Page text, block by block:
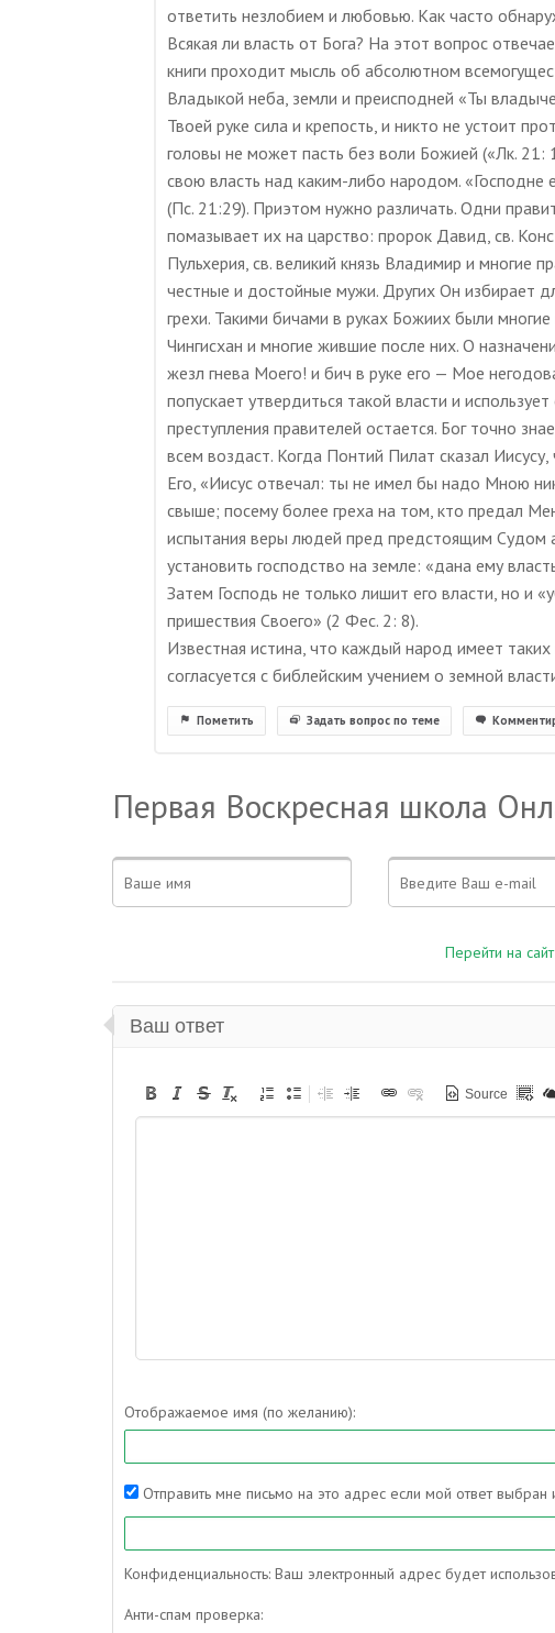
ответить незлобием и любовью. Как часто
Всякая ли власть от Бога? На этот вопрос
книги проходит мысль об абсолютном
Владыкой неба, земли и преисподней «Ты
Твоей руке сила и крепость, и никто не устоит
головы не может пасть без воли Божией («Лк.
свою власть над каким-либо народом.
(Пс. 21:29). Приэтом нужно различать. Одни
помазывает их на царство: пророк Давид, св.
Пульхерия, св. великий князь Владимир и многие
честные и достойные мужи. Других Он избирает
грехи. Такими бичами в руках Божиих были
Чингисхан и многие жившие после них. О
жезл гнева Моего! и бич в руке его — Мое
попускает утвердиться такой власти и
преступления правителей остается. Бог точно
всем воздаст. Когда Понтий Пилат сказал
Его, «Иисус отвечал: ты не имел бы надо Мною
свыше; посему более греха на том, кто предал
испытания веры людей пред предстоящим Судом
установить господство на земле: «дана ему
Затем Господь не только лишит его власти, но и
пришествия Своего» (2 Фес. 2: 8).
Известная истина, что каждый народ имеет
согласуется с библейским учением о земной
Пометить Задать вопрос по теме
Первая Воскресная школа
Перейти на
Ваш ответ
Source
Отображаемое имя (по желанию):
Отправить мне письмо на это адрес если мой ответ
Конфиденциальность: Ваш электронный адрес будет
Анти-спам проверка: